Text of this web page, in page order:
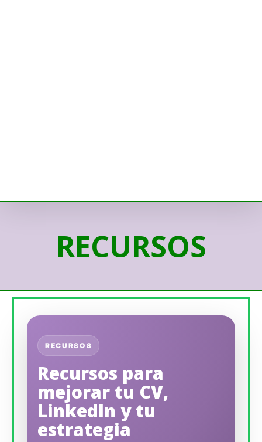
RECURSOS
RECURSOS
Recursos para
mejorar tu CV,
LinkedIn y tu
estrategia